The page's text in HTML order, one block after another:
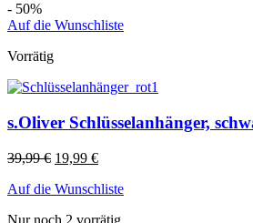
- 50%
Auf die Wunschliste
Vorrätig
s.Oliver Schlüsselanhänger,
39,99€ 19,99 €
Auf die Wunschliste
Nur noch 2 vorrätig